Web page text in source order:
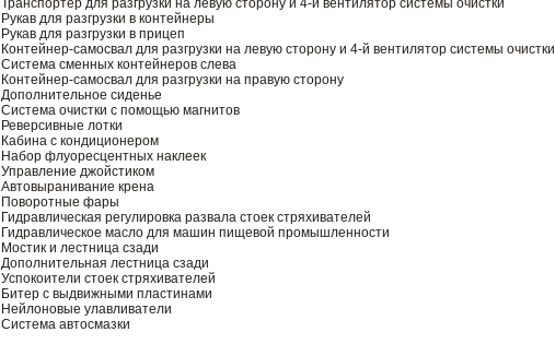
Транспортер для разгрузки на левую сторону и 4-й вентилятор системы очистки
Рукав для разгрузки в контейнеры
Рукав для разгрузки в прицеп
Контейнер-самосвал для разгрузки на левую сторону и 4-й вентилятор системы очистки
Система сменных контейнеров слева
Контейнер-самосвал для разгрузки на правую сторону
Дополнительное сиденье
Система очистки с помощью магнитов
Реверсивные лотки
Кабина с кондиционером
Набор флуоресцентных наклеек
Управление джойстиком
Автовыранивание крена
Поворотные фары
Гидравлическая регулировка развала стоек стряхивателей
Гидравлическое масло для машин пищевой промышленности
Мостик и лестница сзади
Дополнительная лестница сзади
Успокоители стоек стряхивателей
Битер с выдвижными пластинами
Нейлоновые улавливатели
Система автосмазки